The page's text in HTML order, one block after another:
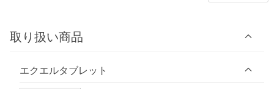
取り扱い商品
エクエルタブレット